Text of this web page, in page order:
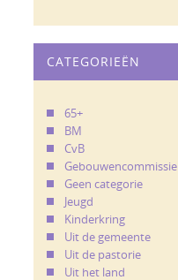
CATEGORIEËN
65+
BM
CvB
Gebouwencommissie
Geen categorie
Jeugd
Kinderkring
Uit de gemeente
Uit de pastorie
Uit het land